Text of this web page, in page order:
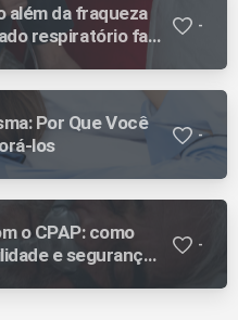
além da fraqueza
respiratório faz
evolução
-
Por Que Você
los
-
o CPAP: como
e segurança
-